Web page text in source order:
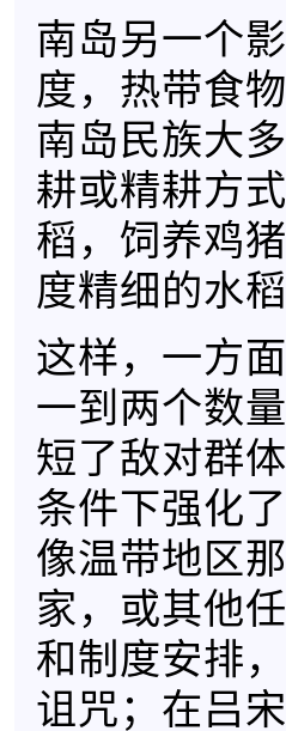
南岛另一个
度，热带食
南岛民族大
耕或精耕方
稻，饲养鸡
度精细的水
这样，一方
一到两个数
短了敌对群
条件下强化
像温带地区
家，或其他
和制度安排
诅咒；在吕